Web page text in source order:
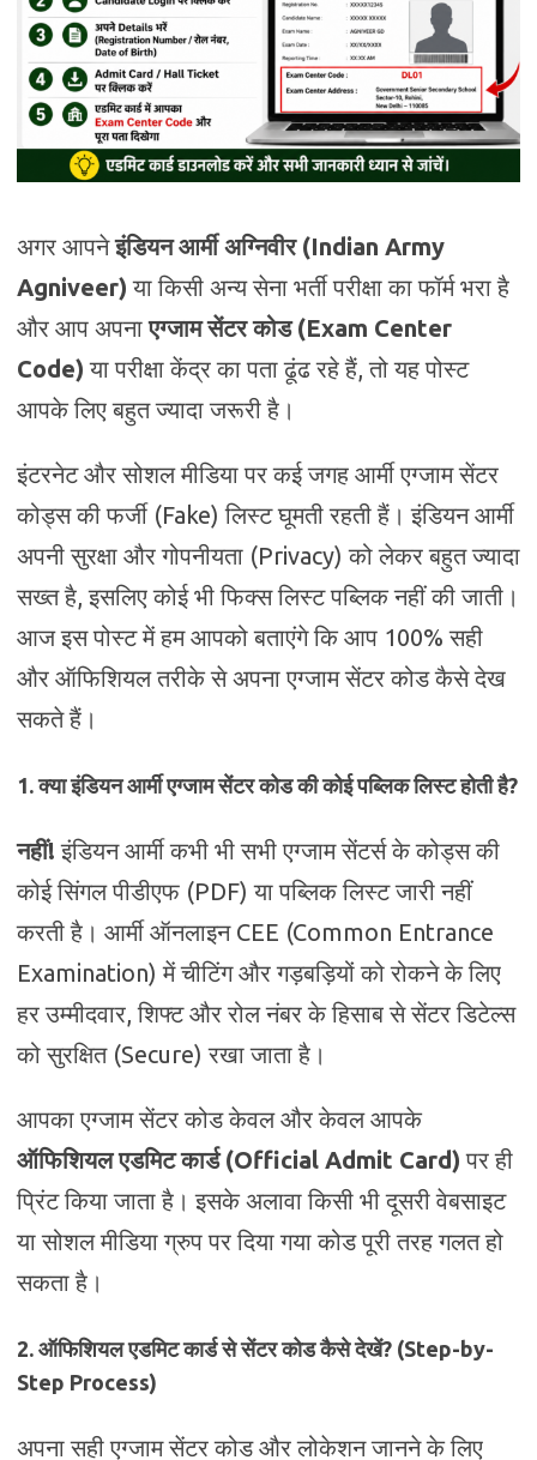
अगर आपनेइंडियन आर्मी अग्निवीर (Indian Army
Agniveer) या किसी अन्य सेना भर्ती परीक्षा का फॉर्म भरा है
और आप अपनाएग्जाम सेंटर कोड (Exam Center
Code) या परीक्षा केंद्र का पता ढूंढ रहे हैं, तो यह पोस्ट
आपके लिए बहुत ज्यादा जरूरी है।
इंटरनेट और सोशल मीडिया पर कई जगह आर्मी एग्जाम सेंटर
कोड्स की फर्जी (Fake) लिस्ट घूमती रहती हैं। इंडियन आर्मी
अपनी सुरक्षा और गोपनीयता (Privacy) को लेकर बहुत ज्यादा
सख्त है, इसलिए कोई भी फिक्स लिस्ट पब्लिक नहीं की जाती।
आज इस पोस्ट में हम आपको बताएंगे कि आप 100% सही
और ऑफिशियल तरीके से अपना एग्जाम सेंटर कोड कैसे देख
सकते हैं।
1. क्या इंडियन आर्मी एग्जाम सेंटर कोड की कोई पब्लिक लिस्ट होती है?
नहीं! इंडियन आर्मी कभी भी सभी एग्जाम सेंटर्स के कोड्स की
कोई सिंगल पीडीएफ (PDF) या पब्लिक लिस्ट जारी नहीं
करती है। आर्मी ऑनलाइन CEE (Common Entrance
Examination) में चीटिंग और गड़बड़ियों को रोकने के लिए
हर उम्मीदवार, शिफ्ट और रोल नंबर के हिसाब से सेंटर डिटेल्स
को सुरक्षित (Secure) रखा जाता है।
आपका एग्जाम सेंटर कोड केवल और केवल आपके
ऑफिशियल एडमिट कार्ड (Official Admit Card) पर ही
प्रिंट किया जाता है। इसके अलावा किसी भी दूसरी वेबसाइट
या सोशल मीडिया ग्रुप पर दिया गया कोड पूरी तरह गलत हो
सकता है।
2. ऑफिशियल एडमिट कार्ड से सेंटर कोड कैसे देखें? (Step-by-
Step Process)
अपना सही एग्जाम सेंटर कोड और लोकेशन जानने के लिए